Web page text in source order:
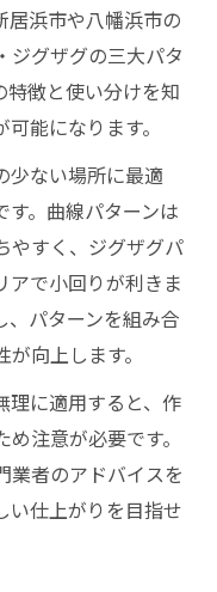
居浜市や八幡浜市の
ジグザグの三大パタ
特徴と使い分けを知
能になります。
少ない場所に最適
。曲線パターンは
やすく、ジグザグパ
アで小回りが利きま
、パターンを組み合
向上します。
理に適用すると、作
注意が必要です。
業者のアドバイスを
い仕上がりを目指せ